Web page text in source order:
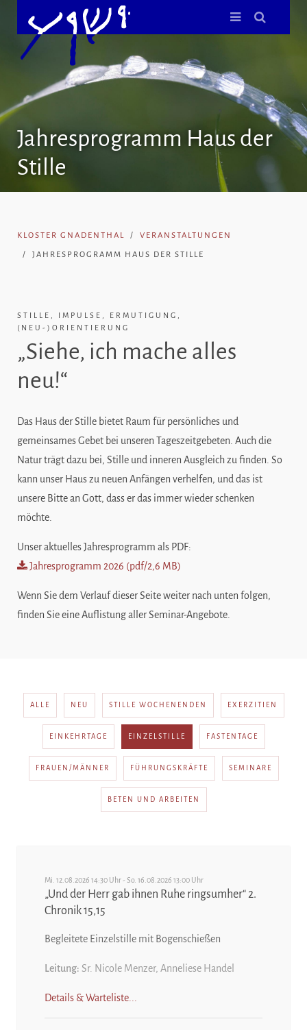
Jahresprogramm Haus der
Stille
KLOSTER GNADENTHAL VERANSTALTUNGEN
JAHRESPROGRAMM HAUS DER STILLE
STILLE, IMPULSE, ERMUTIGUNG,
(NEU-)ORIENTIERUNG
„Siehe, ich mache alles
neu!“
Das Haus der Stille bietet Raum für persönliches und
gemeinsames Gebet bei unseren Tageszeitgebeten. Auch die
Natur trägt dazu bei, Stille und inneren Ausgleich zu finden. So
kann unser Haus zu neuen Anfängen verhelfen, und das ist
unsere Bitte an Gott, dass er das immer wieder schenken
möchte.
Unser aktuelles Jahresprogramm als PDF:
Jahresprogramm 2026 (pdf/2,6 MB)
Wenn Sie dem Verlauf dieser Seite weiter nach unten folgen,
finden Sie eine Auflistung aller Seminar-Angebote.
ALLE NEU STILLE WOCHENENDEN EXERZITIEN
EINKEHRTAGE EINZELSTILLE FASTENTAGE
FRAUEN/MÄNNER FÜHRUNGSKRÄFTE SEMINARE
BETEN UND ARBEITEN
Mi. 12.08.2026 14:30 Uhr - So. 16.08.2026 13:00 Uhr
„Und der Herr gab ihnen Ruhe ringsumher“ 2.
Chronik 15,15
Begleitete Einzelstille mit Bogenschießen
Leitung: Sr. Nicole Menzer, Anneliese Handel
Details & Warteliste...